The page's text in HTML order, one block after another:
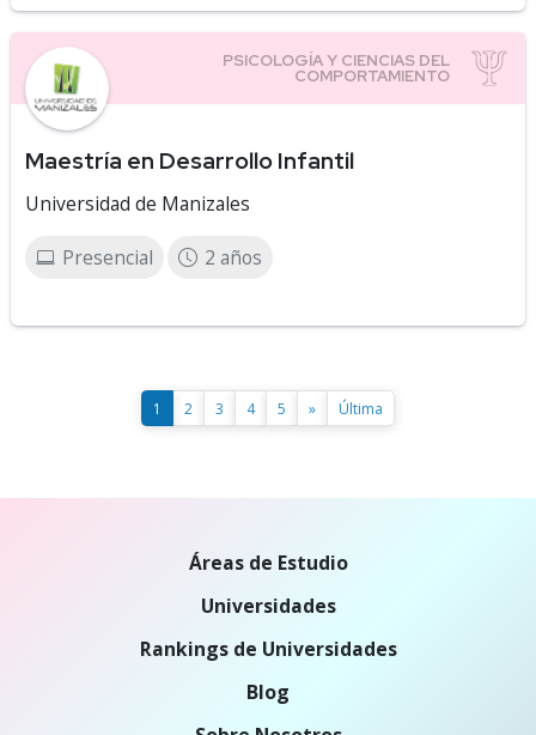
Maestría en Desarrollo Infantil
Universidad de Manizales
Presencial 2 años
1 2 3 4 5 » Última
Áreas de Estudio
Universidades
Rankings de Universidades
Blog